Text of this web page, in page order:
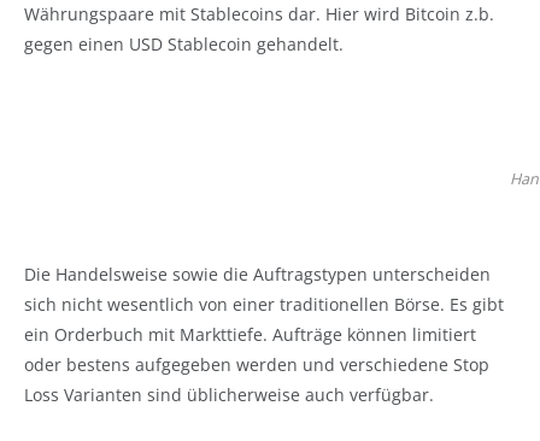
Währungspaare mit Stablecoins dar. Hier wird Bitcoin z.b.
gegen einen USD Stablecoin gehandelt.
Die Handelsweise sowie die Auftragstypen unterscheiden
sich nicht wesentlich von einer traditionellen Börse. Es gibt
ein Orderbuch mit Markttiefe. Aufträge können limitiert
oder bestens aufgegeben werden und verschiedene Stop
Loss Varianten sind üblicherweise auch verfügbar.